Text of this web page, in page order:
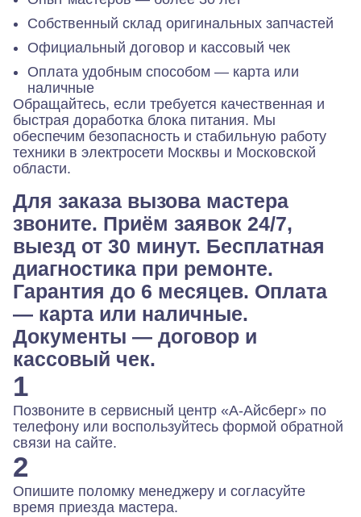
Собственный склад оригинальных запчастей
Официальный договор и кассовый чек
Оплата удобным способом — карта или
наличные
Обращайтесь, если требуется качественная и
быстрая доработка блока питания. Мы
обеспечим безопасность и стабильную работу
техники в электросети Москвы и Московской
области.
Для заказа вызова мастера
звоните. Приём заявок 24/7,
выезд от 30 минут. Бесплатная
диагностика при ремонте.
Гарантия до 6 месяцев. Оплата
— карта или наличные.
Документы — договор и
кассовый чек.
1
Позвоните в сервисный центр «А-Айсберг» по
телефону или воспользуйтесь формой обратной
связи на сайте.
2
Опишите поломку менеджеру и согласуйте
время приезда мастера.